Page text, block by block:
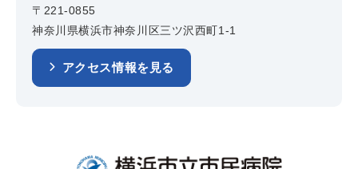
〒221-0855
神奈川県横浜市神奈川区三ツ沢西町1-1
アクセス情報を見る